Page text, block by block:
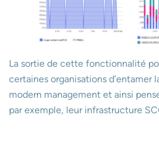
La sortie de cette fonctionnalité
certaines organisations d’entamer
modern management et ainsi
par exemple, leur infrastructure